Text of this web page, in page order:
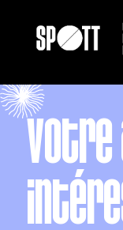
Votre